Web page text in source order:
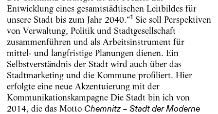
Entwicklung eines gesamtstädtischen Leitbildes für
unsere Stadt bis zum Jahr 2040.“1 Sie soll Perspektiven
von Verwaltung, Politik und Stadtgesellschaft
zusammenführen und als Arbeitsinstrument für
mittel- und langfristige Planungen dienen. Ein
Selbstverständnis der Stadt wird auch über das
Stadtmarketing und die Kommune profiliert. Hier
erfolgte eine neue Akzentuierung mit der
Kommunikationskampagne Die Stadt bin ich von
2014, die das Motto Chemnitz – Stadt der Moderne